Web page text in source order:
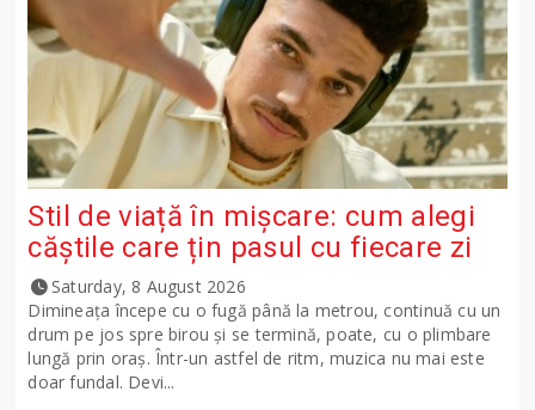
Stil de viață în mișcare: cum alegi
căștile care țin pasul cu fiecare zi
Saturday, 8 August 2026
Dimineața începe cu o fugă până la metrou, continuă cu un
drum pe jos spre birou și se termină, poate, cu o plimbare
lungă prin oraș. Într-un astfel de ritm, muzica nu mai este
doar fundal. Devi...